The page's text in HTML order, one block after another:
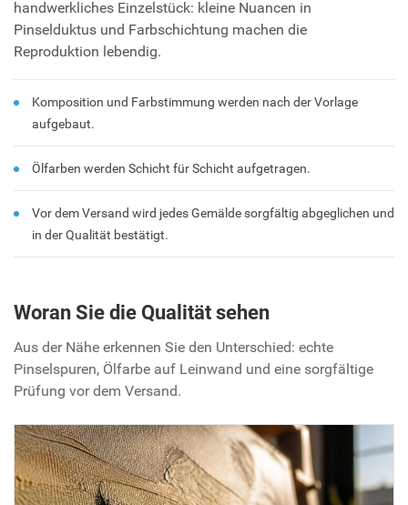
handwerkliches Einzelstück: kleine Nuancen in
Pinselduktus und Farbschichtung machen die
Reproduktion lebendig.
Komposition und Farbstimmung werden nach der Vorlage
aufgebaut.
Ölfarben werden Schicht für Schicht aufgetragen.
Vor dem Versand wird jedes Gemälde sorgfältig abgeglichen und
in der Qualität bestätigt.
Woran Sie die Qualität sehen
Aus der Nähe erkennen Sie den Unterschied: echte
Pinselspuren, Ölfarbe auf Leinwand und eine sorgfältige
Prüfung vor dem Versand.